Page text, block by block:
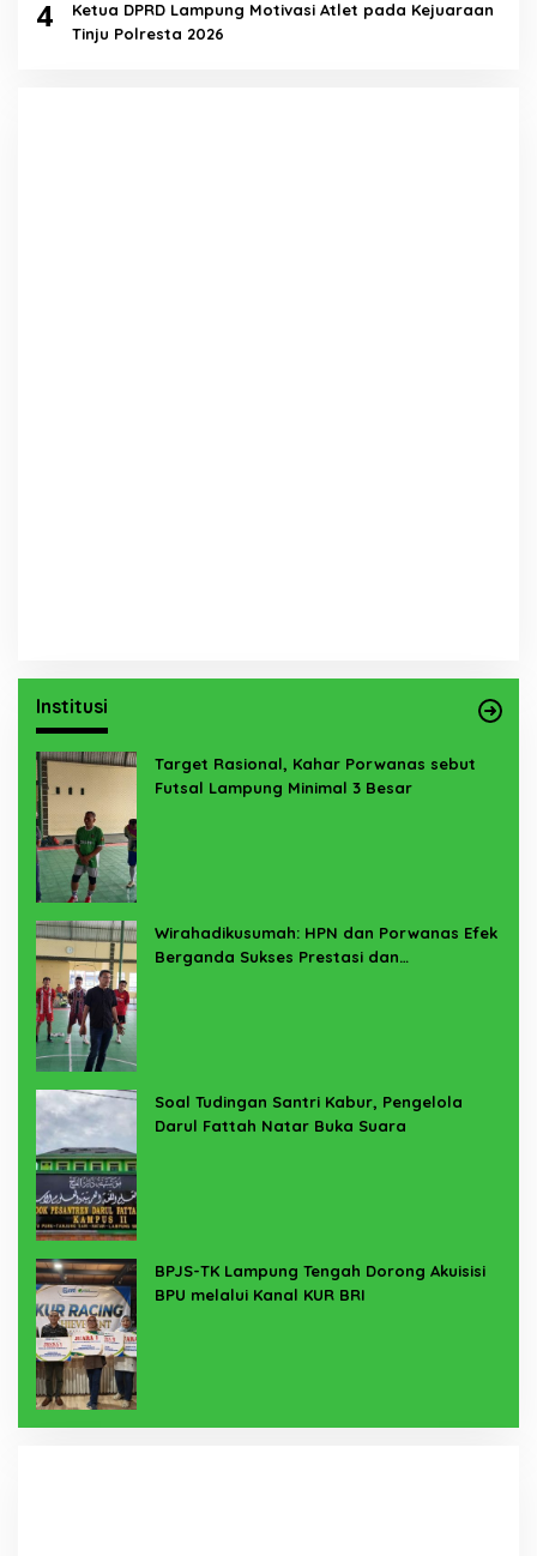
4
Ketua DPRD Lampung Motivasi Atlet pada Kejuaraan
Tinju Polresta 2026
Institusi
Target Rasional, Kahar Porwanas sebut
Futsal Lampung Minimal 3 Besar
Wirahadikusumah: HPN dan Porwanas Efek
Berganda Sukses Prestasi dan
Soal Tudingan Santri Kabur, Pengelola
Darul Fattah Natar Buka Suara
BPJS-TK Lampung Tengah Dorong Akuisisi
BPU melalui Kanal KUR BRI